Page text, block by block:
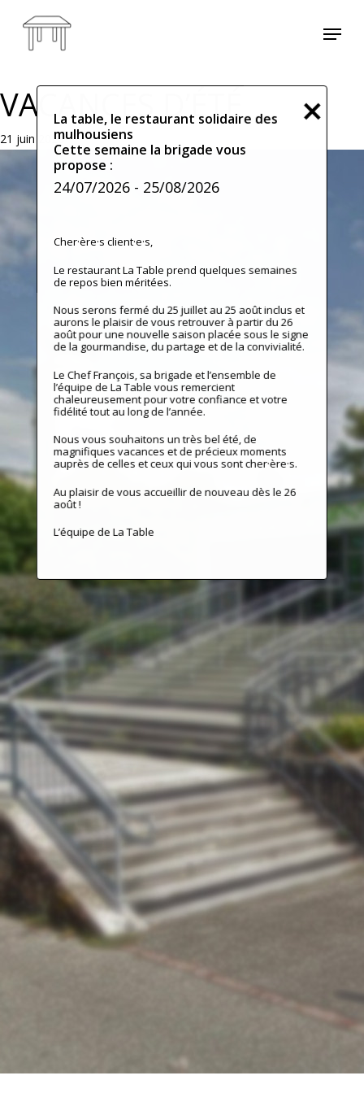
Menu
La table, le restaurant solidaire des
mulhousiens
Cette semaine la brigade vous
propose :
24/07/2026- 25/08/2026
Cher·ère·s client·e·s,
Le restaurant La Table prend quelques semaines
de repos bien méritées.
Nous serons fermé du 25 juillet au 25 août inclus et
aurons le plaisir de vous retrouver à partir du 26
août pour une nouvelle saison placée sous le signe
de la gourmandise, du partage et de la convivialité.
Le Chef François, sa brigade et l’ensemble de
l’équipe de La Table vous remercient
chaleureusement pour votre confiance et votre
fidélité tout au long de l’année.
Nous vous souhaitons un très bel été, de
magnifiques vacances et de précieux moments
auprès de celles et ceux qui vous sont cher·ère·s.
Au plaisir de vous accueillir de nouveau dès le 26
août !
L’équipe de La Table
VACANCES D’ÉTÉ
21 juin 2026